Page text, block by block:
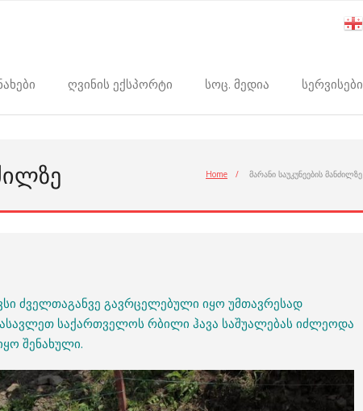
ღვინის ექსპორტი სოც. მედია სერვისები
Home / მარანი საუკუნეების მანძილზე
ძველთაგანვე გავრცელებული იყო უმთავრესად
საქართველოს რბილი ჰავა საშუალებას იძლეოდა
შენახული.